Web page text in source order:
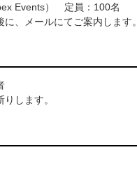
Events） 定員：100名
、メールにてご案内します。
します。